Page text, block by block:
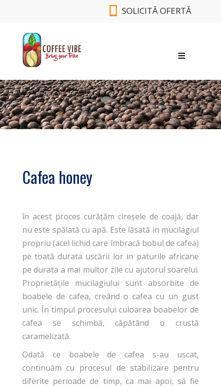
SOLICITĂ OFERTĂ
Cafea honey
în acest proces curățăm cireșele de coajă, dar
nu este spălată cu apă. Este lăsată in mucilagiul
propriu (acel lichid care îmbracă bobul de cafea)
pe toată durata uscării lor in paturile africane
pe durata a mai multor zile cu ajutorul soarelui.
Proprietățile mucilagiului sunt absorbite de
boabele de cafea, creând o cafea cu un gust
unic. În timpul procesului culoarea boabelor de
cafea se schimbă, căpătând o crustă
caramelizată.
Odată ce boabele de cafea s-au uscat,
continuăm cu procesul de stabilizare pentru
diferite perioade de timp, ca mai apoi, să fie